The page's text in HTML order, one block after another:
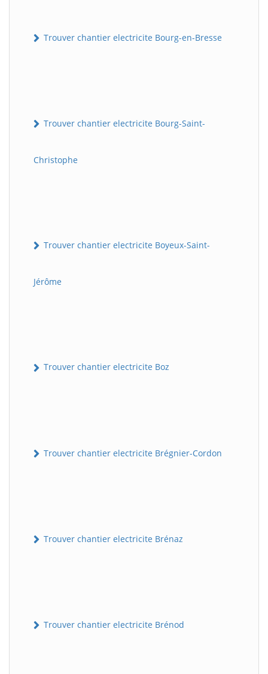
Trouver chantier electricite Bourg-en-Bresse
Trouver chantier electricite Bourg-Saint-
Christophe
Trouver chantier electricite Boyeux-Saint-
Jérôme
Trouver chantier electricite Boz
Trouver chantier electricite Brégnier-Cordon
Trouver chantier electricite Brénaz
Trouver chantier electricite Brénod